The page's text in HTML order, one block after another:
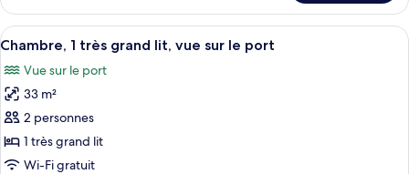
grands
lits,
sur
le
port
Chambre,
grands
vue
sur
le
port
Afficher
toutes
les
photos
pour
ce
type
Une chambre d’hôtel avec un grand
4
Chambre, 1 très grand lit, vue sur le port
Vue sur le port
33 m²
2 personnes
1 très grand lit
Wi-Fi gratuit